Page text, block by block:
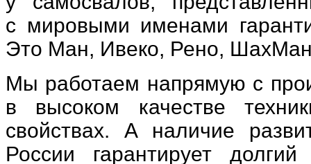
с мировыми именами
Это Ман, Ивеко, Рено,
Мы работаем напрямую с
в высоком качестве
свойствах. А наличие
России гарантирует